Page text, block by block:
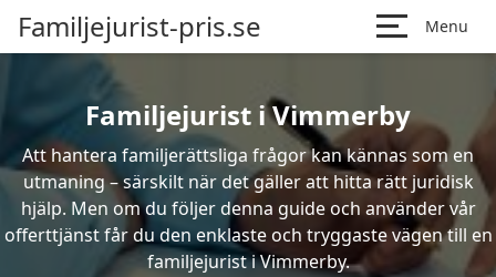
Familjejurist-pris.se Menu
Familjejurist i Vimmerby
Att hantera familjerättsliga frågor kan kännas som en
utmaning – särskilt när det gäller att hitta rätt juridisk
hjälp. Men om du följer denna guide och använder vår
offerttjänst får du den enklaste och tryggaste vägen till en
familjejurist i Vimmerby.